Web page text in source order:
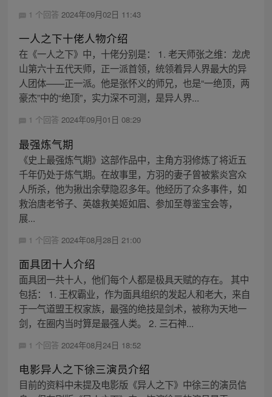
1 个回答 2024年09月02日 11:43
一人之下十佬人物介绍
在《一人之下》中，十佬分别是： 1. 老天师张之维：龙虎
山第六十五代天师，正一派首领，统领着异人界最大的异
人团体——正一派。他是张怀义的师兄，也是“一绝顶，两
豪杰”中的“绝顶”，实力深不可测，是异人界...
1 个回答 2024年09月01日 08:29
最强炼气期
《史上最强炼气期》这部作品中，主角方羽修炼了将近五
千年仍处于炼气期。在故事里，方羽的妻子曾被紫炎宫众
人所杀，他为揪出余孽隐忍多年。他经历了众多事件，如
救治唐老爷子、英雄救美姬如眉、参加至尊鉴宝会等，
展...
1 个回答 2024年08月28日 21:00
面具团十人介绍
面具团一共十人，他们每个人都是极具天赋的存在。 其中
包括： 1. 王权霸业，作为面具组织的发起人和老大，来自
于一气道盟王权家族，最强的绝技是剑术，被称为天地一
剑，在圈内当时算是最强人类。 2. 三石神...
1 个回答 2024年08月24日 18:52
电影异人之下徐三演员介绍
目前的资料中未提及电影版《异人之下》中徐三的演员信